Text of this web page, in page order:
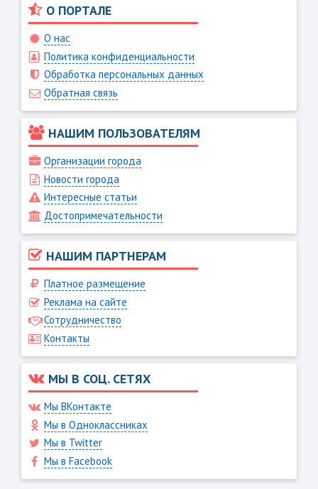
О ПОРТАЛЕ
О нас
Политика конфиденциальности
Обработка персональных данных
Обратная связь
НАШИМ ПОЛЬЗОВАТЕЛЯМ
Организации города
Новости города
Интересные статьи
Достопримечательности
НАШИМ ПАРТНЕРАМ
Платное размещение
Реклама на сайте
Сотрудничество
Контакты
МЫ В СОЦ. СЕТЯХ
Мы ВКонтакте
Мы в Одноклассниках
Мы в Twitter
Мы в Facebook